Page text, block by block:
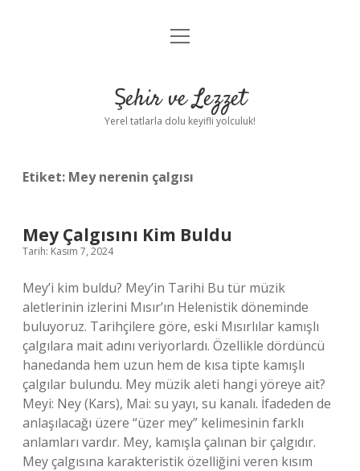
Anasayfa
Yasal Uyarı
menüyü
Şehir ve Lezzet
Yerel tatlarla dolu keyifli yolculuk!
Etiket: Mey nerenin çalgısı
Mey Çalgısını Kim Buldu
Tarih: Kasım 7, 2024
Mey’i kim buldu? Mey’in Tarihi Bu tür müzik
aletlerinin izlerini Mısır’ın Helenistik döneminde
buluyoruz. Tarihçilere göre, eski Mısırlılar kamışlı
çalgılara mait adını veriyorlardı. Özellikle dördüncü
hanedanda hem uzun hem de kısa tipte kamışlı
çalgılar bulundu. Mey müzik aleti hangi yöreye ait?
Meyi: Ney (Kars), Mai: su yayı, su kanalı. İfadeden de
anlaşılacağı üzere “üzer mey” kelimesinin farklı
anlamları vardır. Mey, kamışla çalınan bir çalgıdır.
Mey çalgısına karakteristik özelliğini veren kısım